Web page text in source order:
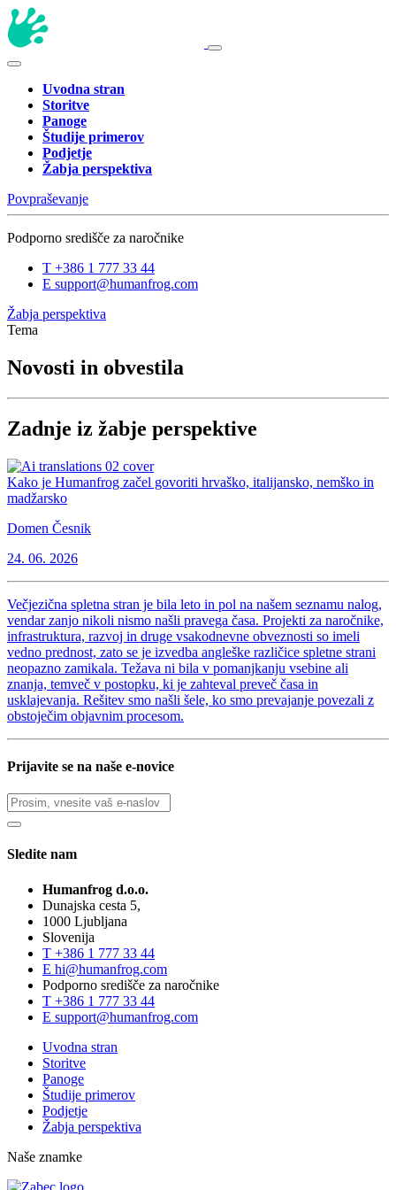
Uvodna stran
Storitve
Panoge
Študije primerov
Podjetje
Žabja perspektiva
Povpraševanje
Podporno središče za naročnike
T +386 1 777 33 44
E support@humanfrog.com
Žabja perspektiva
Tema
Novosti in obvestila
Zadnje iz žabje perspektive
Kako je Humanfrog začel govoriti hrvaško, italijansko, nemško in
madžarsko
Domen Česnik
24. 06. 2026
Večjezična spletna stran je bila leto in pol na našem seznamu nalog,
vendar zanjo nikoli nismo našli pravega časa. Projekti za naročnike,
infrastruktura, razvoj in druge vsakodnevne obveznosti so imeli
vedno prednost, zato se je izvedba angleške različice spletne strani
neopazno zamikala. Težava ni bila v pomanjkanju vsebine ali
znanja, temveč v postopku, ki je zahteval preveč časa in
usklajevanja. Rešitev smo našli šele, ko smo prevajanje povezali z
obstoječim objavnim procesom.
Prijavite se na naše e-novice
Sledite nam
Humanfrog d.o.o.
Dunajska cesta 5,
1000 Ljubljana
Slovenija
T +386 1 777 33 44
E hi@humanfrog.com
Podporno središče za naročnike
T +386 1 777 33 44
E support@humanfrog.com
Uvodna stran
Storitve
Panoge
Študije primerov
Podjetje
Žabja perspektiva
Naše znamke